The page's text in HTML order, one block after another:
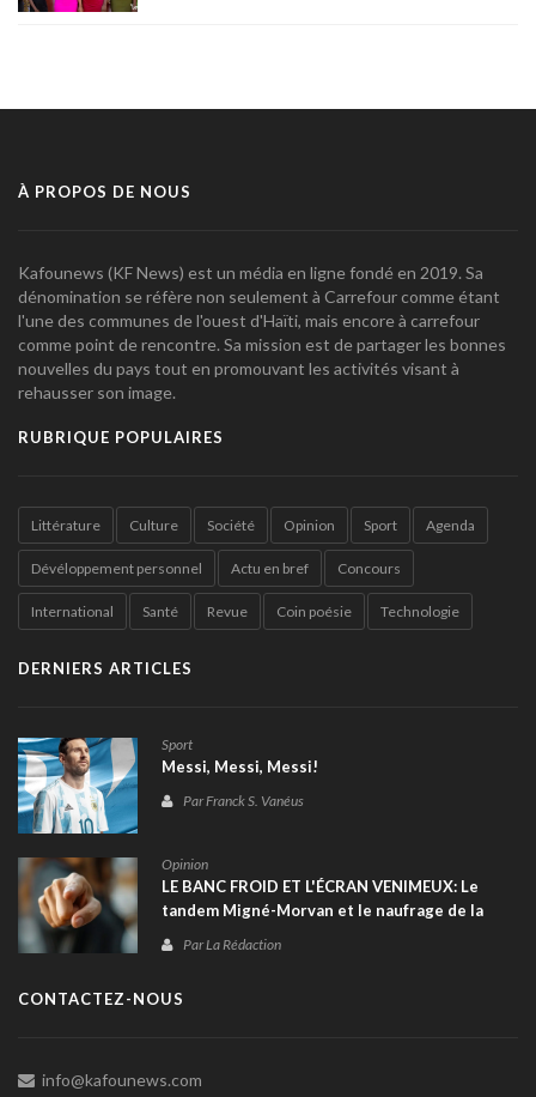
À PROPOS DE NOUS
Kafounews (KF News) est un média en ligne fondé en 2019. Sa
dénomination se réfère non seulement à Carrefour comme étant
l'une des communes de l'ouest d'Haïti, mais encore à carrefour
comme point de rencontre. Sa mission est de partager les bonnes
nouvelles du pays tout en promouvant les activités visant à
rehausser son image.
RUBRIQUE POPULAIRES
Littérature Culture Société Opinion Sport Agenda
Dévéloppement personnel Actu en bref Concours
International Santé Revue Coin poésie Technologie
DERNIERS ARTICLES
Sport
Messi, Messi, Messi!
Par Franck S. Vanéus
Opinion
LE BANC FROID ET L'ÉCRAN VENIMEUX: Le
tandem Migné-Morvan et le naufrage de la
sélection haïtienne à la Coupe du monde 2026
Par La Rédaction
CONTACTEZ-NOUS
info@kafounews.com